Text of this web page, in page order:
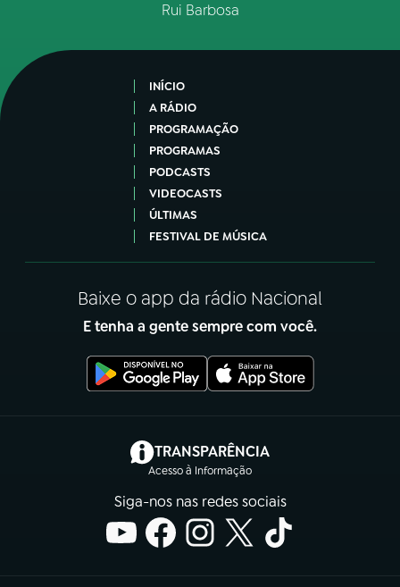
Rui Barbosa
INÍCIO
A RÁDIO
PROGRAMAÇÃO
PROGRAMAS
PODCASTS
VIDEOCASTS
ÚLTIMAS
FESTIVAL DE MÚSICA
Baixe o app da rádio Nacional
E tenha a gente sempre com você.
TRANSPARÊNCIA
Acesso à Informação
(abre em nova aba)
Siga-nos nas redes sociais